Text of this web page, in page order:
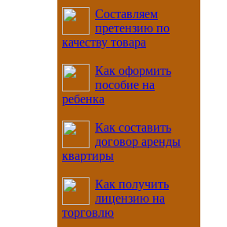
Составляем
претензию по
качеству товара
Как оформить
пособие на
ребенка
Как составить
договор аренды
квартиры
Как получить
лицензию на
торговлю